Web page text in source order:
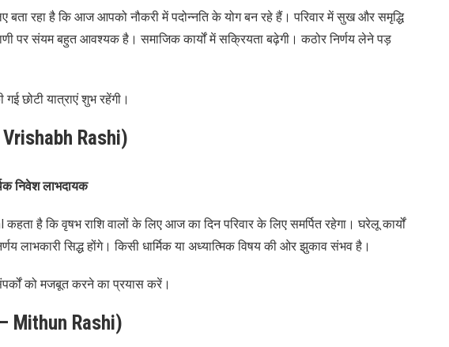
रहा है कि आज आपको नौकरी में पदोन्नति के योग बन रहे हैं। परिवार में सुख और समृद्धि
पर संयम बहुत आवश्यक है। समाजिक कार्यों में सक्रियता बढ़ेगी। कठोर निर्णय लेने पड़
छोटी यात्राएं शुभ रहेंगी।
Rashi)
निवेश लाभदायक
है कि वृषभ राशि वालों के लिए आज का दिन परिवार के लिए समर्पित रहेगा। घरेलू कार्यों
लाभकारी सिद्ध होंगे। किसी धार्मिक या अध्यात्मिक विषय की ओर झुकाव संभव है।
को मजबूत करने का प्रयास करें।
Mithun Rashi)